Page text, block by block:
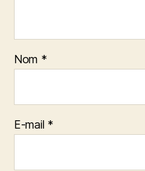
Nom *
E-mail *